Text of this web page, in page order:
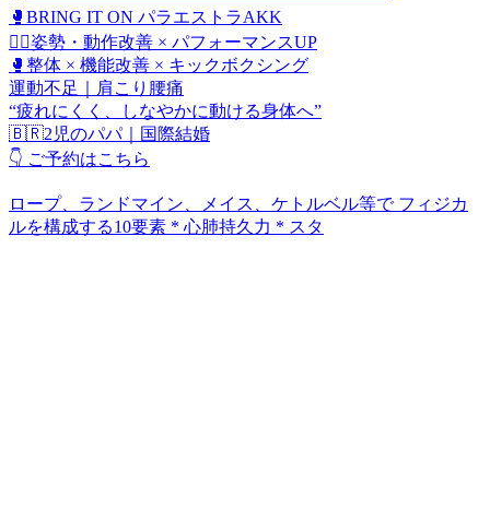
🥊BRING IT ON パラエストラAKK
🧘‍♀️姿勢・動作改善 × パフォーマンスUP
🥊整体 × 機能改善 × キックボクシング
運動不足｜肩こり腰痛
“疲れにくく、しなやかに動ける身体へ”
🇧🇷2児のパパ｜国際結婚
👇 ご予約はこちら
ロープ、ランドマイン、メイス、ケトルベル等で フィジカ
ルを構成する10要素 * 心肺持久力 * スタ